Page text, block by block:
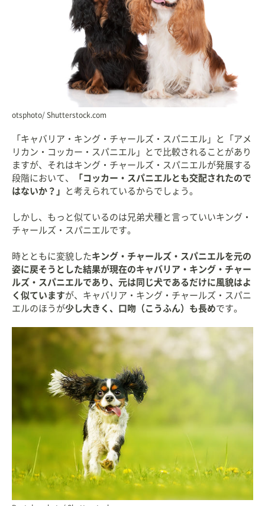
otsphoto/ Shutterstock.com
「キャバリア・キング・チャールズ・スパニエル」と「アメ
リカン・コッカー・スパニエル」とで比較されることがあり
ますが、それはキング・チャールズ・スパニエルが発展する
段階において、
「コッカー・スパニエルとも交配されたので
はないか？」
と考えられているからでしょう。
しかし、もっと似ているのは兄弟犬種と言っていいキング・
チャールズ・スパニエルです。
時とともに変貌したキング・チャールズ・スパニエルを元の
姿に戻そうとした結果が現在のキャバリア・キング・チャー
ルズ・スパニエルであり、元は同じ犬であるだけに風貌はよ
く似ていますが、キャバリア・キング・チャールズ・スパニ
エルのほうが少し大きく、口吻（こうふん）も長めです。